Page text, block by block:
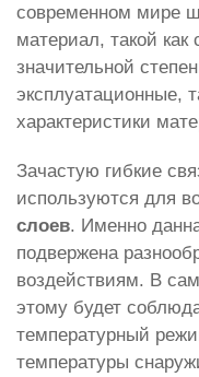
современном мире
материал, такой как
значительной
эксплуатационные,
характеристики
Зачастую гибкие
используются для
слоев. Именно
подвержена
воздействиям. В
этому будет
температурный
температуры